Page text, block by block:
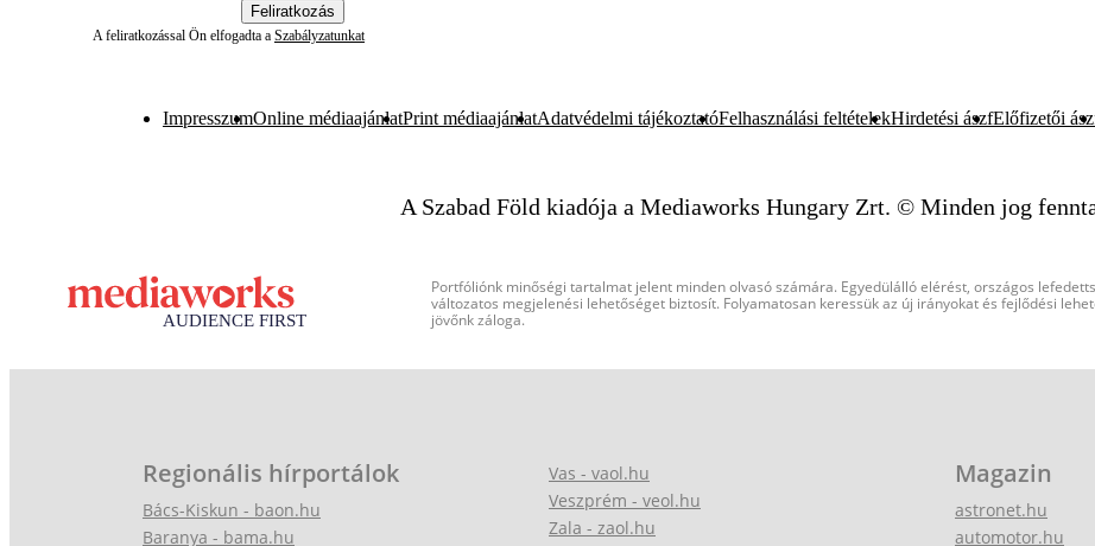
Feliratkozás
A feliratkozással Ön elfogadta a Szabályzatunkat
ImpresszumOnline médiaajánlatPrint médiaajánlatAdatvédelmi tájékoztatóFelhasználási feltételekHirdetési ászfElőfizetői
A Szabad Föld kiadója a Mediaworks Hungary Zrt. © Minden jog
Portfóliónk minőségi tartalmat jelent minden olvasó számára. Egyedülálló elérést, országos
változatos megjelenési lehetőséget biztosít. Folyamatosan keressük az új irányokat és fejlődési
jövőnk záloga.
Regionális hírportálok
Bács-Kiskun - baon.hu
Baranya - bama.hu
Vas - vaol.hu
Veszprém - veol.hu
Zala - zaol.hu
Magazin
astronet.hu
automotor.hu